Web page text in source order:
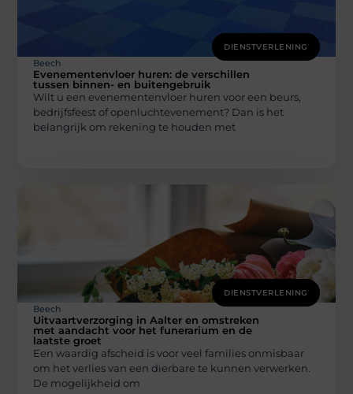
DIENSTVERLENING
Beech
Evenementenvloer huren: de verschillen
tussen binnen- en buitengebruik
Wilt u een evenementenvloer huren voor een beurs,
bedrijfsfeest of openluchtevenement? Dan is het
belangrijk om rekening te houden met
DIENSTVERLENING
Beech
Uitvaartverzorging in Aalter en omstreken
met aandacht voor het funerarium en de
laatste groet
Een waardig afscheid is voor veel families onmisbaar
om het verlies van een dierbare te kunnen verwerken.
De mogelijkheid om